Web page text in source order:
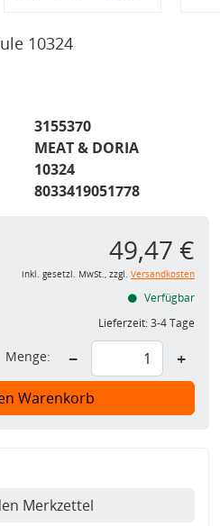
10324
3155370
MEAT & DORIA
10324
8033419051778
49,47 €
inkl. gesetzl. MwSt., zzgl. Versandkosten
Verfügbar
Lieferzeit:3-4 Tage
Menge: − +
Warenkorb
Merkzettel